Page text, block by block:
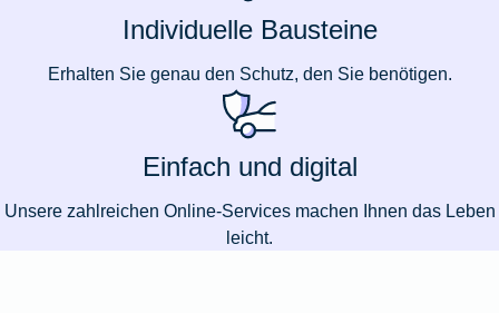
Individuelle Bausteine
Erhalten Sie genau den Schutz, den Sie benötigen.
Einfach und digital
Unsere zahlreichen Online-Services machen Ihnen das Leben
leicht.